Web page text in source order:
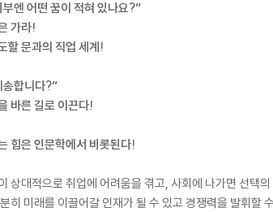
엔 어떤 꿈이 적혀 있나요?”
가라!
할 문과의 직업 세계!
송합니다?”
바른 길로 이끈다!
힘은 인문학에서 비롯된다!
상대적으로 취업에 어려움을 겪고, 사회에 나가면 선택
히 미래를 이끌어갈 인재가 될 수 있고 경쟁력을 발휘할